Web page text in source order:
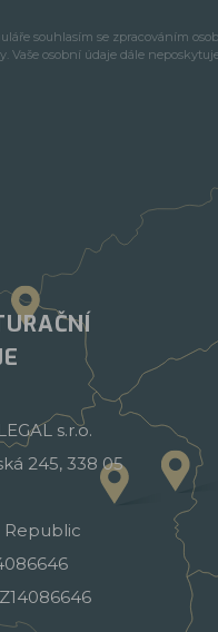
souhlasím se zpracováním
Vaše osobní údaje dále
s.r.o.
245, 338 05
Republic